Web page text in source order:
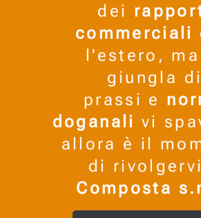
dei
commerciali
l'estero,
giungla di
prassi e
doganali vi
allora è il
di
Composta